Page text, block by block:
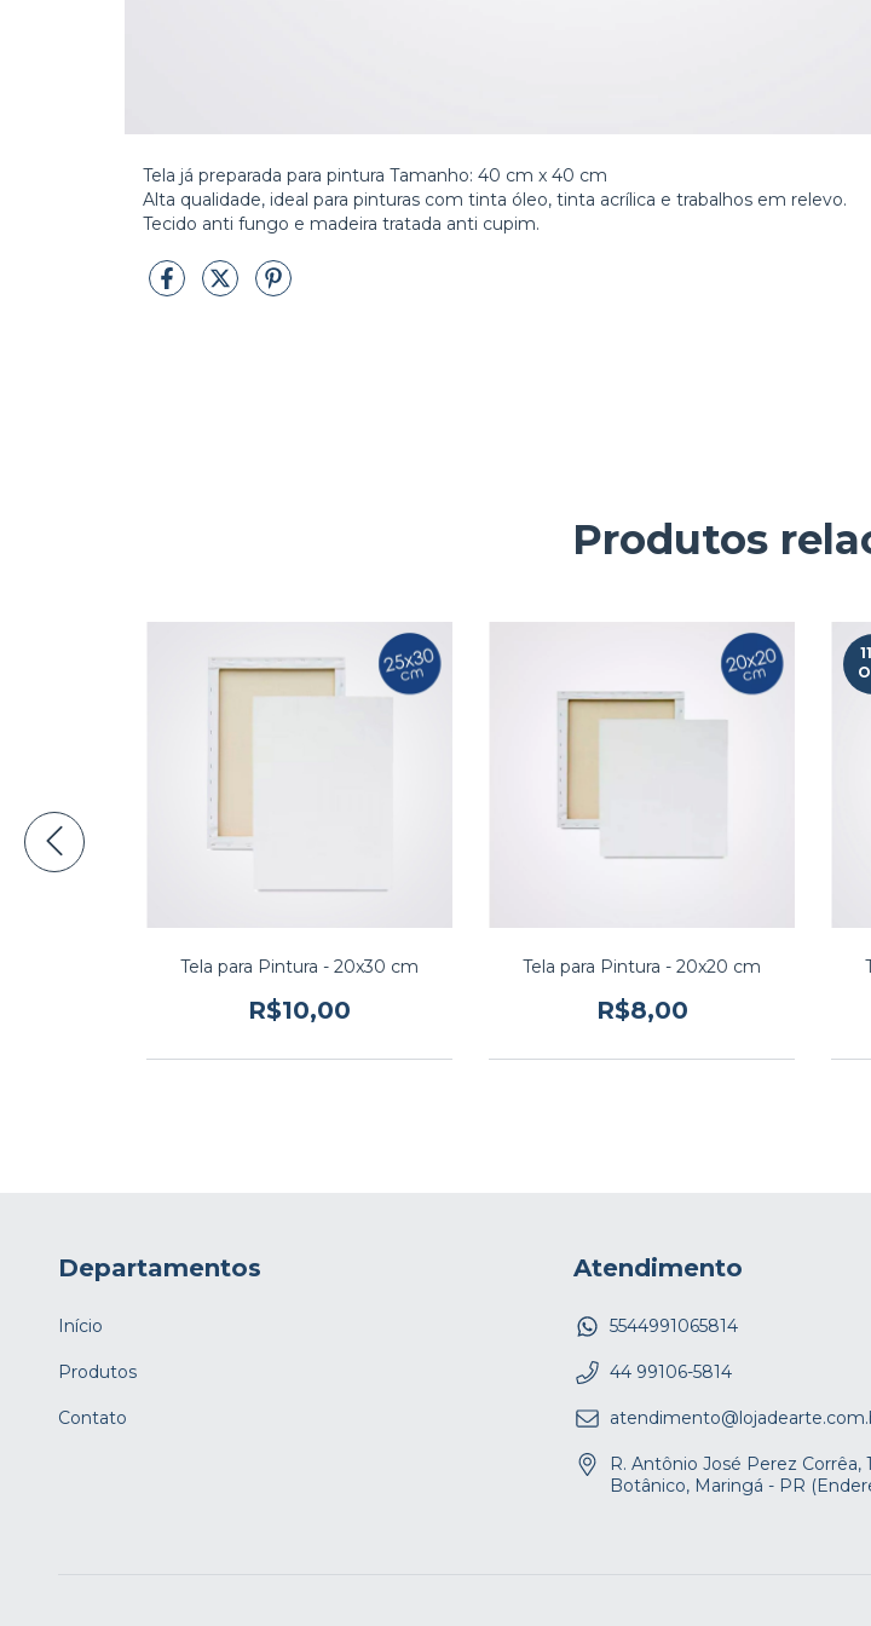
Tela já preparada para pintura Tamanho: 40 cm x 40 cm
Alta qualidade, ideal para pinturas com tinta óleo, tinta acrílica e trabalhos em relevo.
Tecido anti fungo e madeira tratada anti cupim.
Produtos
Tela para Pintura - 20x30 cm
R$10,00
Tela para Pintura - 20x20 cm
R$8,00
11
Departamentos
Início
Produtos
Contato
Atendimento
5544991065814
44 99106-5814
R. Antônio José Perez Corrêa,
Botânico, Maringá - PR